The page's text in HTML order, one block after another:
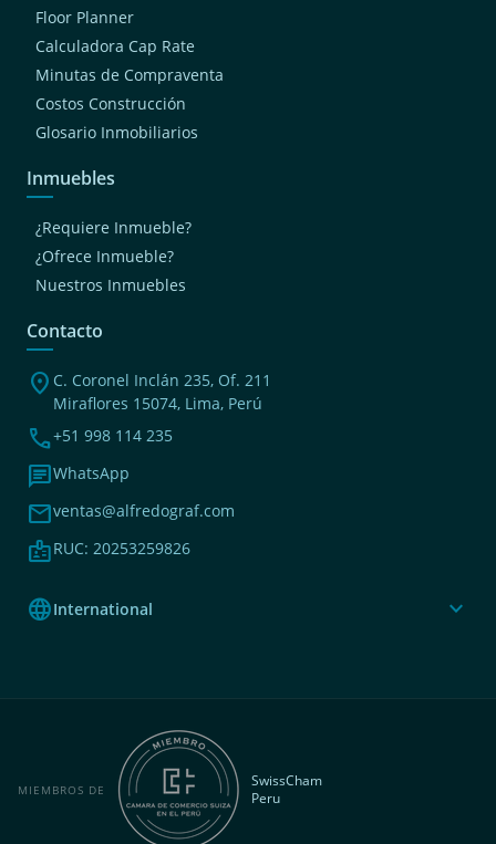
Floor Planner
Calculadora Cap Rate
Minutas de Compraventa
Costos Construcción
Glosario Inmobiliarios
Inmuebles
¿Requiere Inmueble?
¿Ofrece Inmueble?
Nuestros Inmuebles
Contacto
location_on C. Coronel Inclán 235, Of. 211
Miraflores 15074, Lima, Perú
phone+51 998 114 235
chatWhatsApp
mailventas@alfredograf.com
badgeRUC: 20253259826
languageInternational expand_more
MIEMBROS DE
SwissCham
Peru